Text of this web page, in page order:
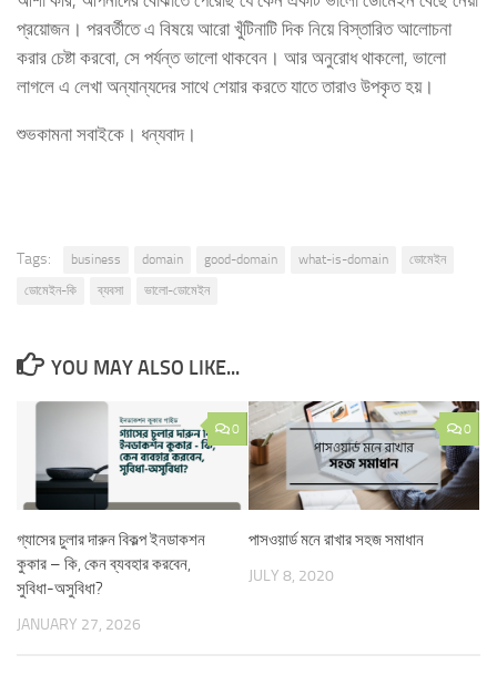
প্রয়োজন। পরবর্তীতে এ বিষয়ে আরো খুঁটিনাটি দিক নিয়ে বিস্তারিত আলোচনা
করার চেষ্টা করবো, সে পর্যন্ত ভালো থাকবেন। আর অনুরোধ থাকলো, ভালো
লাগলে এ লেখা অন্যান্যদের সাথে শেয়ার করতে যাতে তারাও উপকৃত হয়।
শুভকামনা সবাইকে। ধন্যবাদ।
Tags: business domain good-domain what-is-domain
ডোমেইন
ডোমেইন-কি
ব্যবসা ভালো-ডোমেইন
YOU MAY ALSO LIKE...
0
গ্যাসের চুলার দারুন বিকল্প ইনডাকশন
কুকার – কি, কেন ব্যবহার করবেন,
সুবিধা-অসুবিধা?
JANUARY 27, 2026
0
পাসওয়ার্ড মনে রাখার সহজ সমাধান
JULY 8, 2020